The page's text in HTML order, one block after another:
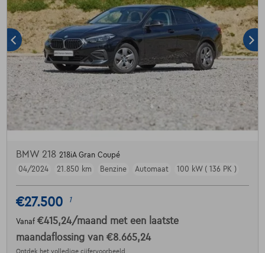
BMW 218 218iA Gran Coupé
04/2024
21.850 km Benzine Automaat 100 kW ( 136 PK )
€27.500 1
Vanaf €415,24/maand met een laatste
maandaflossing van €8.665,24
Ontdek het volledige cijfervoorbeeld